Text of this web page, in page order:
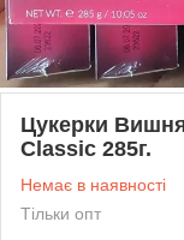
Цукерки
Classic 285г.
Немає в наявності
Тільки опт